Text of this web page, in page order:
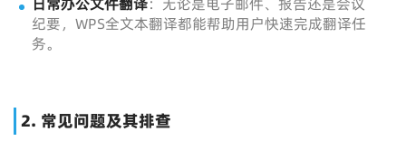
纪要，WPS全文本翻译都能帮助用户快速完成翻译任
务。
2. 常见问题及其排查